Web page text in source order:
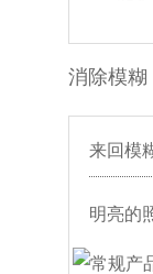
消除模糊
来回模
明亮的